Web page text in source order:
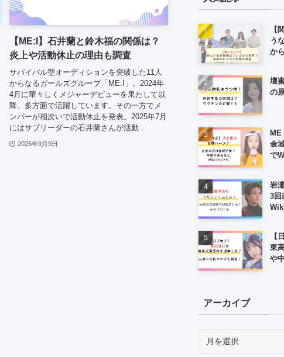
【ME:I】石井蘭と鈴木福の関係は？
炎上や活動休止の理由も調査
サバイバル型オーディションを突破した11人
からなるガールズグループ「ME:I」。2024年
4月に華々しくメジャーデビューを果たして以
降、多方面で活躍しています。その一方でメ
ンバーが相次いで活動休止を発表。2025年7月
にはサブリーダーの石井蘭さんが活動...
2025年9月9日
【
う
か
壇
の
ME
金
で
岩
3回
【
東
や
アーカイブ